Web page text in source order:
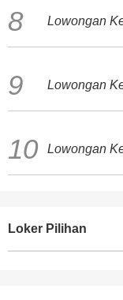
Lowongan
Lowongan
Lowongan
Loker Pilihan